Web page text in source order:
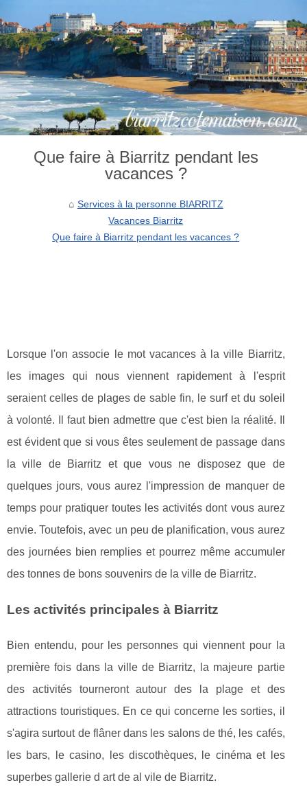
Que faire à Biarritz pendant les
vacances ?
Services à la personne BIARRITZ
Vacances Biarritz
Que faire à Biarritz pendant les vacances ?
Lorsque l'on associe le mot vacances à la ville Biarritz,
les images qui nous viennent rapidement à l'esprit
seraient celles de plages de sable fin, le surf et du soleil
à volonté. Il faut bien admettre que c'est bien la réalité. Il
est évident que si vous êtes seulement de passage dans
la ville de Biarritz et que vous ne disposez que de
quelques jours, vous aurez l'impression de manquer de
temps pour pratiquer toutes les activités dont vous aurez
envie. Toutefois, avec un peu de planification, vous aurez
des journées bien remplies et pourrez même accumuler
des tonnes de bons souvenirs de la ville de Biarritz.
Les activités principales à Biarritz
Bien entendu, pour les personnes qui viennent pour la
première fois dans la ville de Biarritz, la majeure partie
des activités tourneront autour des la plage et des
attractions touristiques. En ce qui concerne les sorties, il
s'agira surtout de flâner dans les salons de thé, les cafés,
les bars, le casino, les discothèques, le cinéma et les
superbes gallerie d art de al vile de Biarritz.